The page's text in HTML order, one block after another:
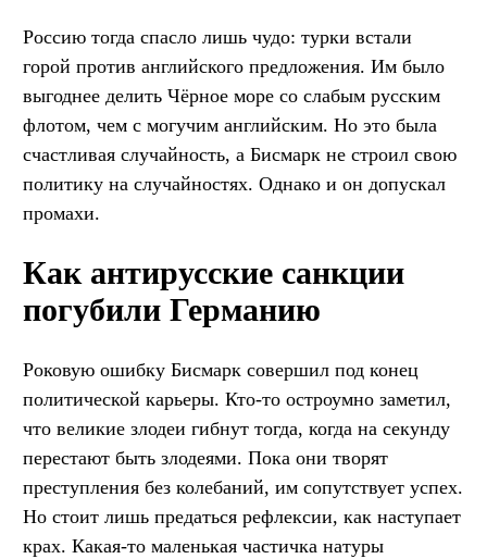
Россию тогда спасло лишь чудо: турки встали
горой против английского предложения. Им было
выгоднее делить Чёрное море со слабым русским
флотом, чем с могучим английским. Но это была
счастливая случайность, а Бисмарк не строил свою
политику на случайностях. Однако и он допускал
промахи.
Как антирусские санкции
погубили Германию
Роковую ошибку Бисмарк совершил под конец
политической карьеры. Кто-то остроумно заметил,
что великие злодеи гибнут тогда, когда на секунду
перестают быть злодеями. Пока они творят
преступления без колебаний, им сопутствует успех.
Но стоит лишь предаться рефлексии, как наступает
крах. Какая-то маленькая частичка натуры